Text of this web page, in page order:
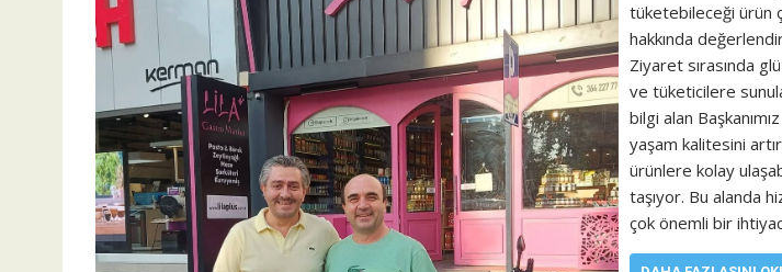
tüketebileceği ürün
hakkında
Ziyaret sırasında
ve tüketicilere
bilgi alan
yaşam kalitesini
ürünlere kolay
taşıyor. Bu alanda
çok önemli bir